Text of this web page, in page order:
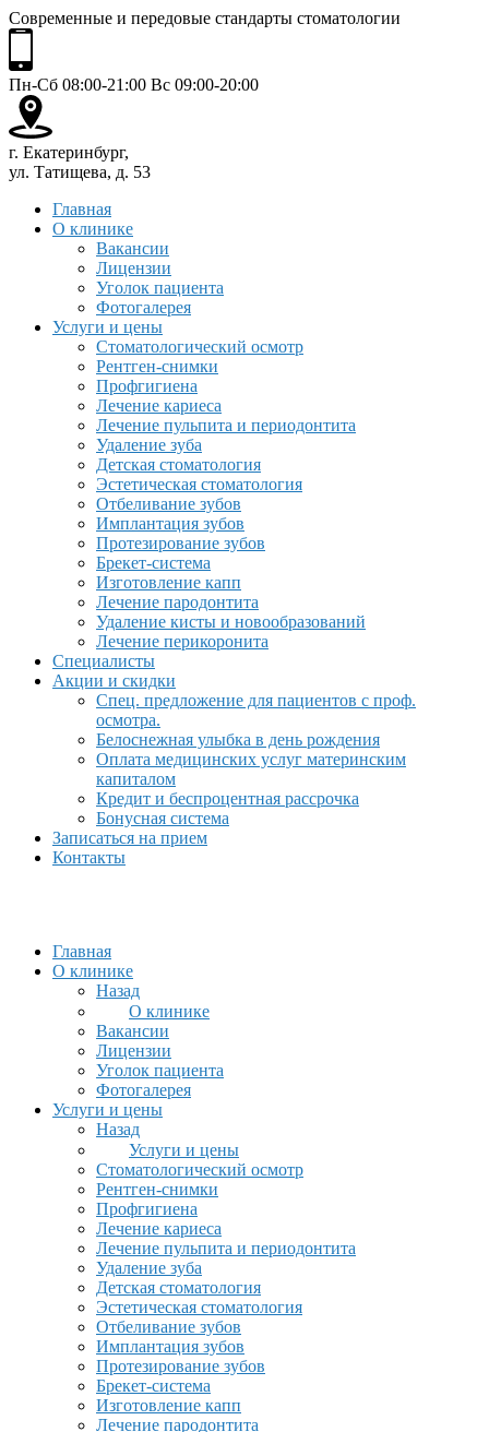
Современные и передовые стандарты стоматологии
Пн-Сб 08:00-21:00 Вс 09:00-20:00
г. Екатеринбург,
ул. Татищева, д. 53
Главная
О клинике
Вакансии
Лицензии
Уголок пациента
Фотогалерея
Услуги и цены
Стоматологический осмотр
Рентген-снимки
Профгигиена
Лечение кариеса
Лечение пульпита и периодонтита
Удаление зуба
Детская стоматология
Эстетическая стоматология
Отбеливание зубов
Имплантация зубов
Протезирование зубов
Брекет-система
Изготовление капп
Лечение пародонтита
Удаление кисты и новообразований
Лечение перикоронита
Специалисты
Акции и скидки
Спец. предложение для пациентов с проф.
осмотра.
Белоснежная улыбка в день рождения
Оплата медицинских услуг материнским
капиталом
Кредит и беспроцентная рассрочка
Бонусная система
Записаться на прием
Контакты
Главная
О клинике
Назад
О клинике
Вакансии
Лицензии
Уголок пациента
Фотогалерея
Услуги и цены
Назад
Услуги и цены
Стоматологический осмотр
Рентген-снимки
Профгигиена
Лечение кариеса
Лечение пульпита и периодонтита
Удаление зуба
Детская стоматология
Эстетическая стоматология
Отбеливание зубов
Имплантация зубов
Протезирование зубов
Брекет-система
Изготовление капп
Лечение пародонтита